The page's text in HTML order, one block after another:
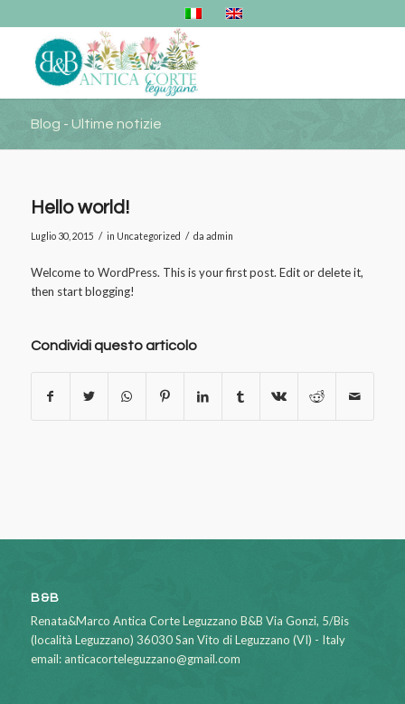
Blog - Ultime notizie
Hello world!
Luglio 30, 2015 / in Uncategorized / da admin
Welcome to WordPress. This is your first post. Edit or delete it,
then start blogging!
Condividi questo articolo
B&B
Renata&Marco Antica Corte Leguzzano B&B Via Gonzi, 5/Bis
(località Leguzzano) 36030 San Vito di Leguzzano (VI) - Italy
email: anticacorteleguzzano@gmail.com